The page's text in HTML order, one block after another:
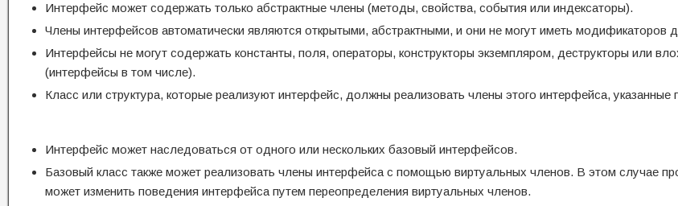
Интерфейс может содержать только абстрактные члены (методы, свойства, события или индексаторы).
Члены интерфейсов автоматически являются открытыми, абстрактными, и они не могут иметь модификаторов
Интерфейсы не могут содержать константы, поля, операторы, конструкторы экземпляром, деструкторы или
(интерфейсы в том числе).
Класс или структура, которые реализуют интерфейс, должны реализовать члены этого интерфейса, указанные
Интерфейс может наследоваться от одного или нескольких базовый интерфейсов.
Базовый класс также может реализовать члены интерфейса с помощью виртуальных членов. В этом случае
может изменить поведения интерфейса путем переопределения виртуальных членов.